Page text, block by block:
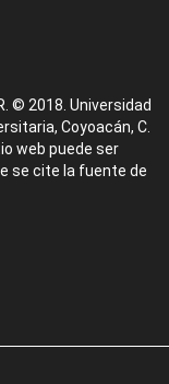
© 2018. Universidad
Coyoacán, C.
web puede ser
se cite la fuente de